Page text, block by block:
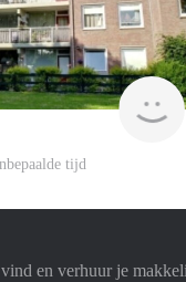
tijd
en verhuur je